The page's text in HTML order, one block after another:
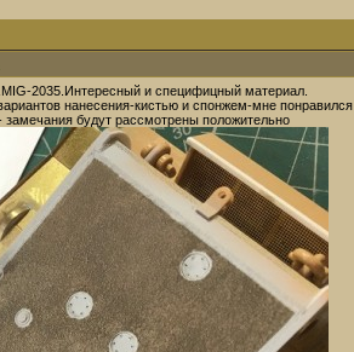
2035.Интересный и специфицный материал.
нанесения-кистью и спонжем-мне
будут рассмотрены положительно